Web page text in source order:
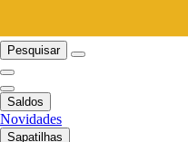
Pesquisar
Saldos
Novidades
Sapatilhas